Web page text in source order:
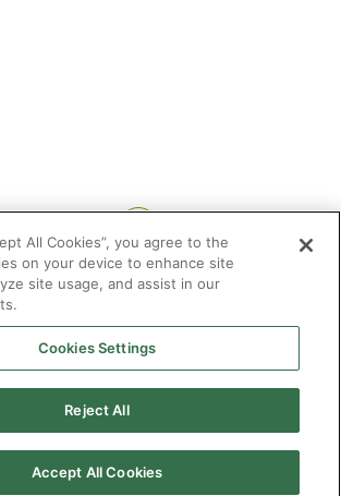
All Cookies”, you agree to the
on your device to enhance site
site usage, and assist in our
Cookies Settings
Reject All
Accept All Cookies